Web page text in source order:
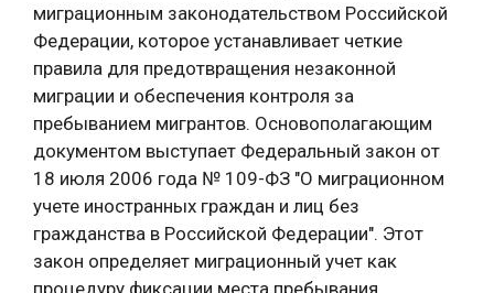
миграционным законодательством Российской
Федерации, которое устанавливает четкие
правила для предотвращения незаконной
миграции и обеспечения контроля за
пребыванием мигрантов. Основополагающим
документом выступает Федеральный закон от
18 июля 2006 года № 109-ФЗ "О миграционном
учете иностранных граждан и лиц без
гражданства в Российской Федерации". Этот
закон определяет миграционный учет как
процедуру фиксации места пребывания